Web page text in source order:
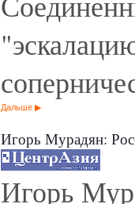
Дальше
Игорь Мурадян:
Игорь